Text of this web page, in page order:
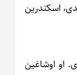
اسکندرین
او اوشاغین